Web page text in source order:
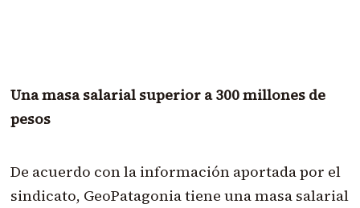
Una masa salarial superior a 300 millones de
pesos
De acuerdo con la información aportada por el
sindicato, GeoPatagonia tiene una masa salarial